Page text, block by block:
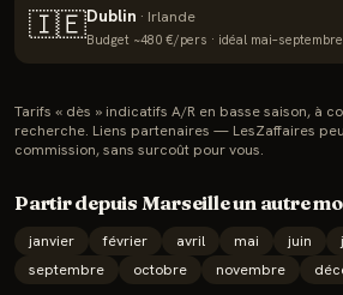
🇮🇪Dublin · Irlande
Budget ~480 €/pers · idéal mai–septembre
Tarifs « dès » indicatifs A/R en basse saison, à
recherche. Liens partenaires — LesZaffaires
commission, sans surcoût pour vous.
Partir depuisMarseilleun autre
janvier février avril mai juin
septembre
octobre novembre